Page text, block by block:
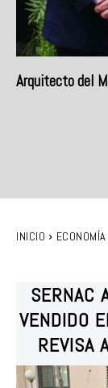
Arquitecto del